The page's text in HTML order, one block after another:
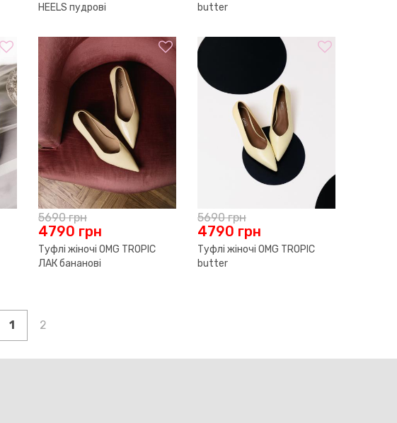
HEELS пудрові
butter
5690грн
4790 грн
Туфлі жіночі OMG TROPIC
ЛАК бананові
5690грн
4790 грн
Туфлі жіночі OMG TROPIC
butter
1 2